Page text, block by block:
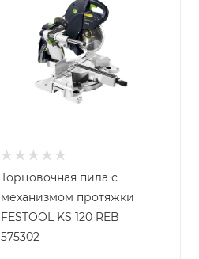
Торцовочная пила с
механизмом протяжки
FESTOOL KS 120 REB
575302